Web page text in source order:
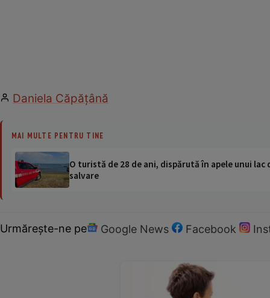
Daniela Căpăţână
MAI MULTE PENTRU TINE
O turistă de 28 de ani, dispărută în apele unui
salvare
Urmărește-ne pe Google News Facebook